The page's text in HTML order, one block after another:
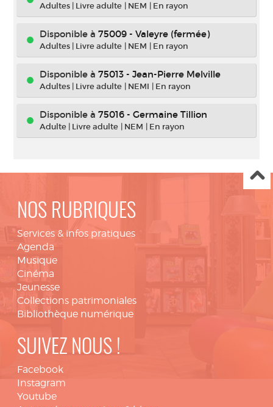
Adultes | Livre adulte | NEM | En rayon
Disponible à 75009 - Valeyre (fermée)
Adultes | Livre adulte | NEM | En rayon
Disponible à 75013 - Jean-Pierre Melville
Adultes | Livre adulte | NEMI | En rayon
Disponible à 75016 - Germaine Tillion
Adulte | Livre adulte | NEM | En rayon
NOS RUBRIQUES
Services & infos pratiques
Agenda
Musique
Cinéma
Jeunesse
Collections patrimoniales
Bibliothèque numérique
SUIVEZ NOUS !
Facebook
Instagram
Youtube